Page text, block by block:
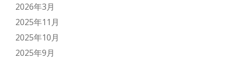
2026年3月
2025年11月
2025年10月
2025年9月